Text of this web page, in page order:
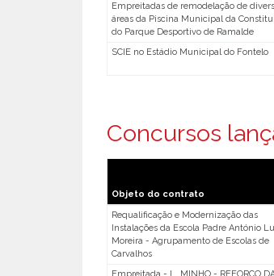
Empreitadas de remodelação de
áreas da Piscina Municipal da
do Parque Desportivo de Ramalde
SCIE no Estádio Municipal do Fontelo
Concursos
Objeto do contrato
Requalificação e Modernização das
Instalações da Escola Padre António
Moreira - Agrupamento de Escolas de
Carvalhos